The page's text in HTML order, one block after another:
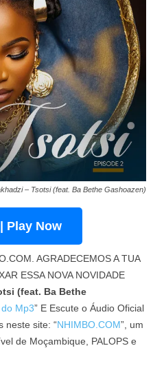
– Tsotsi (feat. Ba Bethe Gashoazen)
Play Now
AGRADECEMOS A TUA
ESSA NOVA NOVIDADE
(feat. Ba Bethe
Mp3” E Escute o Áudio Oficial
neste site: “NHIMBO.COM”, um
de Moçambique, PALOPS e